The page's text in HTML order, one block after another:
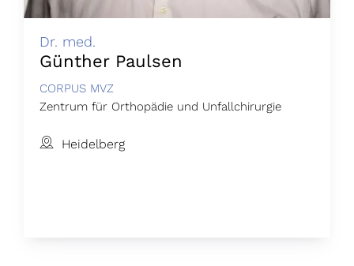
Dr. med.
Günther Paulsen
CORPUS MVZ
Zentrum für Orthopädie und Unfallchirurgie
Heidelberg